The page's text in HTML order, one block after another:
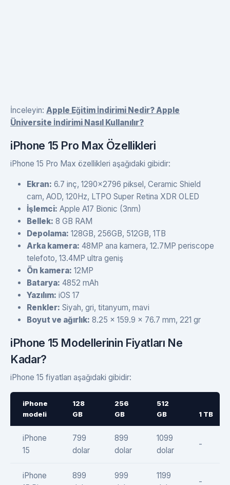
İnceleyin: Apple Eğitim İndirimi Nedir? Apple
Üniversite İndirimi Nasıl Kullanılır?
iPhone 15 Pro Max Özellikleri
iPhone 15 Pro Max özellikleri aşağıdaki gibidir:
Ekran: 6.7 inç, 1290x2796 piksel, Ceramic Shield
cam, AOD, 120Hz, LTPO Super Retina XDR OLED
İşlemci: Apple A17 Bionic (3nm)
Bellek: 8 GB RAM
Depolama: 128GB, 256GB, 512GB, 1TB
Arka kamera: 48MP ana kamera, 12.7MP periscope
telefoto, 13.4MP ultra geniş
Ön kamera: 12MP
Batarya: 4852 mAh
Yazılım: iOS 17
Renkler: Siyah, gri, titanyum, mavi
Boyut ve ağırlık: 8.25 x 159.9 x 76.7 mm, 221 gr
iPhone 15 Modellerinin Fiyatları Ne
Kadar?
iPhone 15 fiyatları aşağıdaki gibidir:
iPhone
modeli
128
GB
256
GB
512
GB
1 TB
iPhone
15
799
dolar
899
dolar
1099
dolar
-
iPhone
899
999
1199
-